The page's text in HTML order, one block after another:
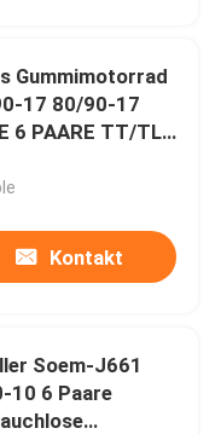
Gummimotorrad
17 80/90-17
6 PAARE TT/TL
Kontakt
Soem-J661
10 6 Paare